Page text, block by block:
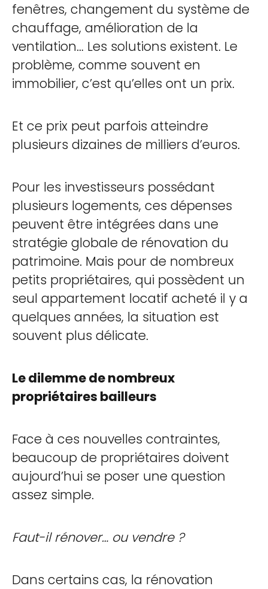
fenêtres, changement du système de
chauffage, amélioration de la
ventilation… Les solutions existent. Le
problème, comme souvent en
immobilier, c’est qu’elles ont un prix.
Et ce prix peut parfois atteindre
plusieurs dizaines de milliers d’euros.
Pour les investisseurs possédant
plusieurs logements, ces dépenses
peuvent être intégrées dans une
stratégie globale de rénovation du
patrimoine. Mais pour de nombreux
petits propriétaires, qui possèdent un
seul appartement locatif acheté il y a
quelques années, la situation est
souvent plus délicate.
Le dilemme de nombreux
propriétaires bailleurs
Face à ces nouvelles contraintes,
beaucoup de propriétaires doivent
aujourd’hui se poser une question
assez simple.
Faut-il rénover… ou vendre ?
Dans certains cas, la rénovation